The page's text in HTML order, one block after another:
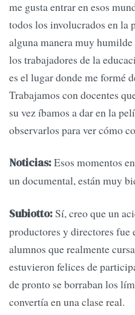
me gusta entrar en esos
todos los involucrados en la
alguna manera muy
los trabajadores de la
es el lugar donde me formé
Trabajamos con docentes
su vez íbamos a dar en la
observarlos para ver cómo
Noticias:Esos momentos
un documental, están muy
Subiotto:Sí, creo que un
productores y directores fue
alumnos que realmente
estuvieron felices de
de pronto se borraban los
convertía en una clase real.